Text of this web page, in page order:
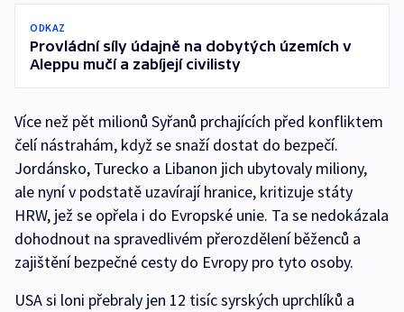
ODKAZ
Provládní síly údajně na dobytých územích v
Aleppu mučí a zabíjejí civilisty
Více než pět milionů Syřanů prchajících před konfliktem
čelí nástrahám, když se snaží dostat do bezpečí.
Jordánsko, Turecko a Libanon jich ubytovaly miliony,
ale nyní v podstatě uzavírají hranice, kritizuje státy
HRW, jež se opřela i do Evropské unie. Ta se nedokázala
dohodnout na spravedlivém přerozdělení běženců a
zajištění bezpečné cesty do Evropy pro tyto osoby.
USA si loni přebraly jen 12 tisíc syrských uprchlíků a